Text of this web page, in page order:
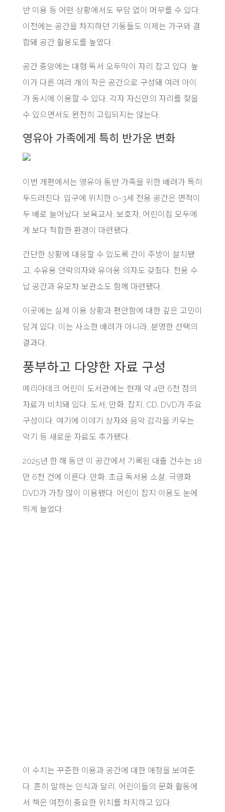
반 이용 등 어떤 상황에서도 부담 없이 머무를 수 있다.
이전에는 공간을 차지하던 기둥들도 이제는 가구와 결
합돼 공간 활용도를 높였다.
공간 중앙에는 대형 독서 오두막이 자리 잡고 있다. 높
이가 다른 여러 개의 작은 공간으로 구성돼 여러 아이
가 동시에 이용할 수 있다. 각자 자신만의 자리를 찾을
수 있으면서도 완전히 고립되지는 않는다.
영유아 가족에게 특히 반가운 변화
이번 개편에서는 영유아 동반 가족을 위한 배려가 특히
두드러진다. 입구에 위치한 0~3세 전용 공간은 면적이
두 배로 늘어났다. 보육교사, 보호자, 어린이집 모두에
게 보다 적합한 환경이 마련됐다.
간단한 상황에 대응할 수 있도록 간이 주방이 설치됐
고, 수유용 안락의자와 유아용 의자도 갖췄다. 전용 수
납 공간과 유모차 보관소도 함께 마련됐다.
이곳에는 실제 이용 상황과 편안함에 대한 깊은 고민이
담겨 있다. 이는 사소한 배려가 아니라, 분명한 선택의
결과다.
풍부하고 다양한 자료 구성
메리아데크 어린이 도서관에는 현재 약 4만 6천 점의
자료가 비치돼 있다. 도서, 만화, 잡지, CD, DVD가 주요
구성이다. 여기에 이야기 상자와 음악 감각을 키우는
악기 등 새로운 자료도 추가됐다.
2025년 한 해 동안 이 공간에서 기록된 대출 건수는 18
만 6천 건에 이른다. 만화, 초급 독서용 소설, 극영화
DVD가 가장 많이 이용됐다. 어린이 잡지 이용도 눈에
띄게 늘었다.
이 수치는 꾸준한 이용과 공간에 대한 애정을 보여준
다. 흔히 말하는 인식과 달리, 어린이들의 문화 활동에
서 책은 여전히 중요한 위치를 차지하고 있다.